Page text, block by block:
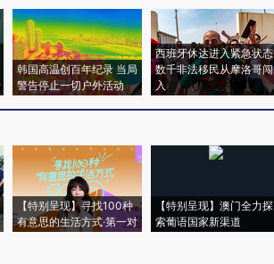
韩国高温创百年纪录 当局
警告停止一切户外活动
西班牙休达进入紧急状态
数千非法移民从摩洛哥闯
入
【特别呈现】寻找100种
有意思的生活方式·第一对
【特别呈现】澳门全力探
索葡语国家新渠道